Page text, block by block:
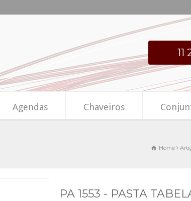
Agendas Chaveiros
Home
PA 1553 - PASTA